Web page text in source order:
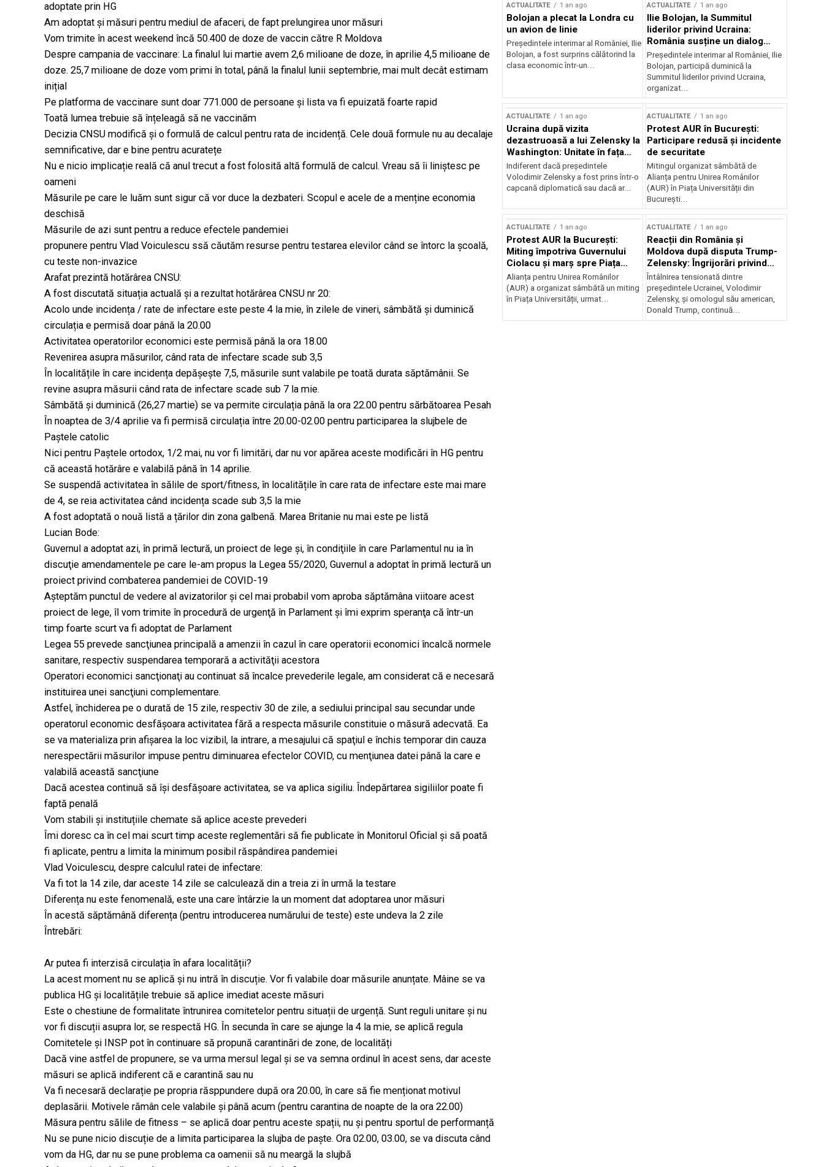
adoptate prin HG
Am adoptat și măsuri pentru mediul de afaceri, de fapt prelungirea unor măsuri
Vom trimite în acest weekend încă 50.400 de doze de vaccin către R Moldova
Despre campania de vaccinare: La finalul lui martie avem 2,6 milioane de doze, în aprilie 4,5 milioane de
doze. 25,7 milioane de doze vom primi în total, până la finalul lunii septembrie, mai mult decât estimam
inițial
Pe platforma de vaccinare sunt doar 771.000 de persoane și lista va fi epuizată foarte rapid
Toată lumea trebuie să înțeleagă să ne vaccinăm
Decizia CNSU modifică și o formulă de calcul pentru rata de incidență. Cele două formule nu au decalaje
semnificative, dar e bine pentru acuratețe
Nu e nicio implicație reală că anul trecut a fost folosită altă formulă de calcul. Vreau să îi liniștesc pe
oameni
Măsurile pe care le luăm sunt sigur că vor duce la dezbateri. Scopul e acele de a menține economia
deschisă
Măsurile de azi sunt pentru a reduce efectele pandemiei
propunere pentru Vlad Voiculescu ssă căutăm resurse pentru testarea elevilor când se întorc la școală,
cu teste non-invazice
Arafat prezintă hotărârea CNSU:
A fost discutată situația actuală și a rezultat hotărârea CNSU nr 20:
Acolo unde incidența / rate de infectare este peste 4 la mie, în zilele de vineri, sâmbătă și duminică
circulația e permisă doar până la 20.00
Activitatea operatorilor economici este permisă până la ora 18.00
Revenirea asupra măsurilor, când rata de infectare scade sub 3,5
În localitățile în care incidența depășește 7,5, măsurile sunt valabile pe toată durata săptămânii. Se
revine asupra măsurii când rata de infectare scade sub 7 la mie.
Sâmbătă și duminică (26,27 martie) se va permite circulația până la ora 22.00 pentru sărbătoarea Pesah
În noaptea de 3/4 aprilie va fi permisă circulația între 20.00-02.00 pentru participarea la slujbele de
Paștele catolic
Nici pentru Paștele ortodox, 1/2 mai, nu vor fi limitări, dar nu vor apărea aceste modificări în HG pentru
că această hotărâre e valabilă până în 14 aprilie.
Se suspendă activitatea în sălile de sport/fitness, în localitățile în care rata de infectare este mai mare
de 4, se reia activitatea când incidența scade sub 3,5 la mie
A fost adoptată o nouă listă a țărilor din zona galbenă. Marea Britanie nu mai este pe listă
Lucian Bode:
Guvernul a adoptat azi, în primă lectură, un proiect de lege şi, în condiţiile în care Parlamentul nu ia în
discuţie amendamentele pe care le-am propus la Legea 55/2020, Guvernul a adoptat în primă lectură un
proiect privind combaterea pandemiei de COVID-19
Aşteptăm punctul de vedere al avizatorilor şi cel mai probabil vom aproba săptămâna viitoare acest
proiect de lege, îl vom trimite în procedură de urgenţă în Parlament şi îmi exprim speranţa că într-un
timp foarte scurt va fi adoptat de Parlament
Legea 55 prevede sancţiunea principală a amenzii în cazul în care operatorii economici încalcă normele
sanitare, respectiv suspendarea temporară a activităţii acestora
Operatori economici sancţionaţi au continuat să încalce prevederile legale, am considerat că e necesară
instituirea unei sancţiuni complementare.
Astfel, închiderea pe o durată de 15 zile, respectiv 30 de zile, a sediului principal sau secundar unde
operatorul economic desfăşoara activitatea fără a respecta măsurile constituie o măsură adecvată. Ea
se va materializa prin afişarea la loc vizibil, la intrare, a mesajului că spaţiul e închis temporar din cauza
nerespectării măsurilor impuse pentru diminuarea efectelor COVID, cu menţiunea datei până la care e
valabilă această sancţiune
Dacă acestea continuă să își desfășoare activitatea, se va aplica sigiliu. Îndepărtarea sigiliilor poate fi
faptă penală
Vom stabili și instituțiile chemate să aplice aceste prevederi
Îmi doresc ca în cel mai scurt timp aceste reglementări să fie publicate în Monitorul Oficial și să poată
fi aplicate, pentru a limita la minimum posibil răspândirea pandemiei
Vlad Voiculescu, despre calculul ratei de infectare:
Va fi tot la 14 zile, dar aceste 14 zile se calculează din a treia zi în urmă la testare
Diferența nu este fenomenală, este una care întârzie la un moment dat adoptarea unor măsuri
În acestă săptămână diferența (pentru introducerea numărului de teste) este undeva la 2 zile
Întrebări:
Ar putea fi interzisă circulația în afara localității?
La acest moment nu se aplică și nu intră în discuție. Vor fi valabile doar măsurile anunțate. Mâine se va
publica HG și localitățile trebuie să aplice imediat aceste măsuri
Este o chestiune de formalitate întrunirea comitetelor pentru situații de urgență. Sunt reguli unitare și nu
vor fi discuții asupra lor, se respectă HG. În secunda în care se ajunge la 4 la mie, se aplică regula
Comitetele și INSP pot în continuare să propună carantinări de zone, de localități
Dacă vine astfel de propunere, se va urma mersul legal și se va semna ordinul în acest sens, dar aceste
măsuri se aplică indiferent că e carantină sau nu
Va fi necesară declarație pe propria răsppundere după ora 20.00, în care să fie menționat motivul
deplasării. Motivele rămân cele valabile și până acum (pentru carantina de noapte de la ora 22.00)
Măsura pentru sălile de fitness – se aplică doar pentru aceste spații, nu și pentru sportul de performanță
Nu se pune nicio discuție de a limita participarea la slujba de paște. Ora 02.00, 03.00, se va discuta când
vom da HG, dar nu se pune problema ca oamenii să nu meargă la slujbă
ACTUALITATE 1 an ago
Bolojan a plecat la Londra cu
un avion de linie
Președintele interimar al României, Ilie
Bolojan, a fost surprins călătorind la
clasa economic într-un...
ACTUALITATE 1 an ago
Ilie Bolojan, la Summitul
liderilor privind Ucraina:
România susține un dialog
transatlantic pentru securitate
și stabilitate
Președintele interimar al României, Ilie
Bolojan, participă duminică la
Summitul liderilor privind Ucraina,
organizat...
ACTUALITATE 1 an ago
Ucraina după vizita
dezastruoasă a lui Zelensky la
Washington: Unitate în fața
incertitudinii
Indiferent dacă președintele
Volodimir Zelensky a fost prins într-o
capcană diplomatică sau dacă ar...
ACTUALITATE 1 an ago
Protest AUR în București:
Participare redusă și incidente
de securitate
Mitingul organizat sâmbătă de
Alianța pentru Unirea Românilor
(AUR) în Piața Universității din
București...
ACTUALITATE 1 an ago
Protest AUR la București:
Miting împotriva Guvernului
Ciolacu și marș spre Piața
Victoriei
Alianța pentru Unirea Românilor
(AUR) a organizat sâmbătă un miting
în Piața Universității, urmat...
ACTUALITATE 1 an ago
Reacții din România și
Moldova după disputa Trump-
Zelensky: Îngrijorări privind
securitatea regională
Întâlnirea tensionată dintre
președintele Ucrainei, Volodimir
Zelensky, și omologul său american,
Donald Trump, continuă...